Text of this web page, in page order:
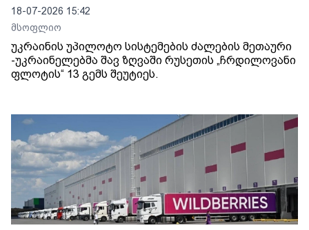
18-07-2026 15:42
მსოფლიო
უკრაინის უპილოტო სისტემების ძალების მეთაური
-უკრაინელებმა შავ ზღვაში რუსეთის „ჩრდილოვანი
ფლოტის“ 13 გემს შეუტიეს.